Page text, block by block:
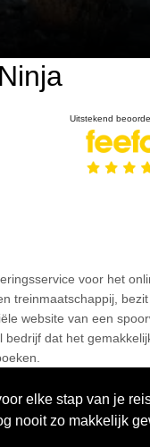
Uitstekend
voor het
treinmaatschappij,
website van een
bedrijf dat het
elke stap van je
nooit zo makkelijk